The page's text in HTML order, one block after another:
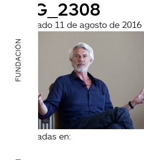
FUNDACIÓN
IMG_2308
Publicado 11 de agosto de 2016
archivadas en: